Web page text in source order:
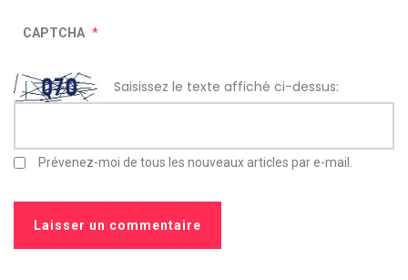
CAPTCHA *
Saisissez le texte affiché ci-dessus:
Prévenez-moi de tous les nouveaux articles par e-mail.